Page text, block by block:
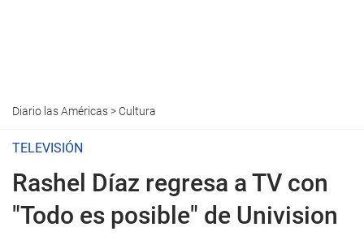
Diario las Américas> Cultura
TELEVISIÓN
Rashel Díaz regresa a TV con
"Todo es posible" de Univision